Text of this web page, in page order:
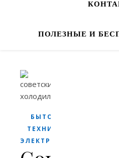
ПОЛЕЗНЫЕ И
БЫТОВАЯ
ТЕХНИКА И
ЭЛЕКТРОНИКА